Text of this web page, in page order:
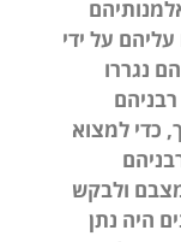
על ידי
נגררו
כדי למצוא
ולבקש
היה נתן